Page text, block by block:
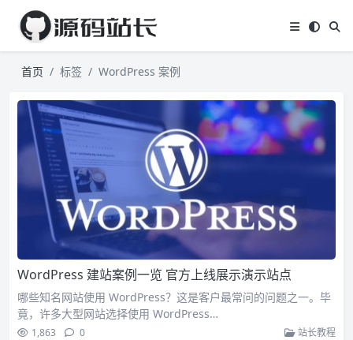
首页 标签 WordPress 案例
WordPress 建站案例一览 官方上线展示演示站点
哪些知名网站使用 WordPress？这是客户最常问的问题之一。毕
竟，许多大型网站选择使用 WordPress…
1,863 0 站长教程